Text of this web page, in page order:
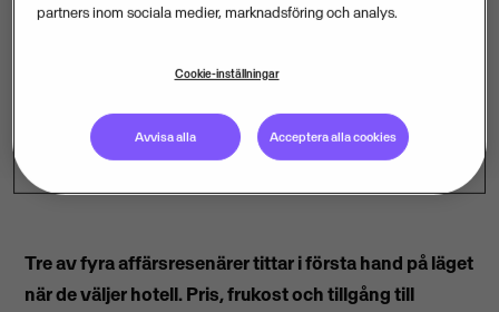
Tre av fyra affärsresenärer tittar i första hand på läget
när de väljer hotell. Pris, frukost och tillgång till
partners inom sociala medier, marknadsföring och analys.
Cookie-inställningar
Avvisa alla Acceptera alla cookies